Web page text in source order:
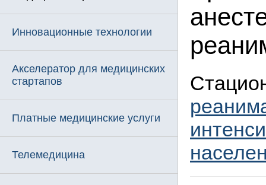
Инновационные технологии
Акселератор для медицинских
стартапов
Платные медицинские услуги
Телемедицина